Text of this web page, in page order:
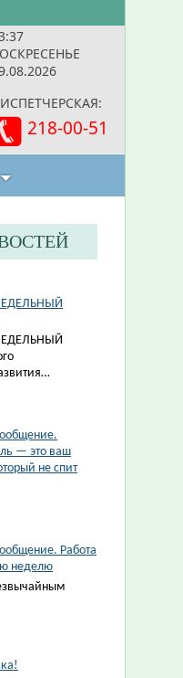
218-00-51
— это ваш
не спит
Работа
неделю